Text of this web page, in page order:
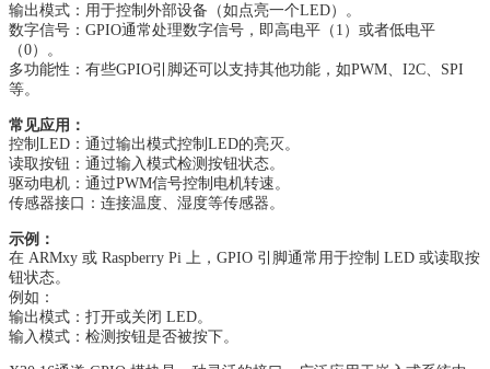
输出模式：用于控制外部设备（如点亮一个LED）。
数字信号：GPIO通常处理数字信号，即高电平（1）或者低电平
（0）。
多功能性：有些GPIO引脚还可以支持其他功能，如PWM、I2C、SPI
等。
常见应用：
控制LED：通过输出模式控制LED的亮灭。
读取按钮：通过输入模式检测按钮状态。
驱动电机：通过PWM信号控制电机转速。
传感器接口：连接温度、湿度等传感器。
示例：
在 ARMxy 或 Raspberry Pi 上，GPIO 引脚通常用于控制 LED 或读取按
钮状态。
例如：
输出模式：打开或关闭 LED。
输入模式：检测按钮是否被按下。